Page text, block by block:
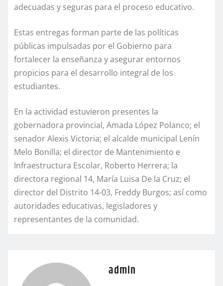
adecuadas y seguras para el proceso educativo.
Estas entregas forman parte de las políticas
públicas impulsadas por el Gobierno para
fortalecer la enseñanza y asegurar entornos
propicios para el desarrollo integral de los
estudiantes.
En la actividad estuvieron presentes la
gobernadora provincial, Amada López Polanco; el
senador Alexis Victoria; el alcalde municipal Lenín
Melo Bonilla; el director de Mantenimiento e
Infraestructura Escolar, Roberto Herrera; la
directora regional 14, María Luisa De la Cruz; el
director del Distrito 14-03, Freddy Burgos; así como
autoridades educativas, legisladores y
representantes de la comunidad.
admin